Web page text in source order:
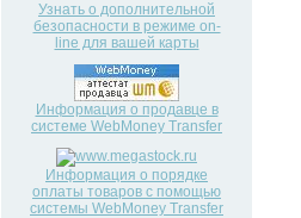
Узнать о дополнительной
безопасности в режиме on-
line для вашей карты
Информация о продавце в
системе WebMoney Transfer
Информация о порядке
оплаты товаров с помощью
системы WebMoney Transfer